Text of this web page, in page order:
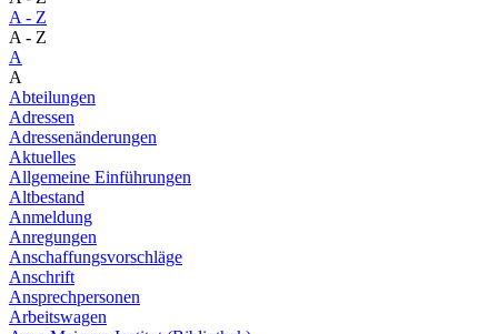
A - Z
A - Z
A
A
Abteilungen
Adressen
Adressenänderungen
Aktuelles
Allgemeine Einführungen
Altbestand
Anmeldung
Anregungen
Anschaffungsvorschläge
Anschrift
Ansprechpersonen
Arbeitswagen